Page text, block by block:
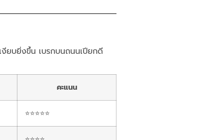
ยบยิ่งขึ้น เบรกบนถนนเปียกดี
คะแนน
⭐⭐⭐⭐⭐